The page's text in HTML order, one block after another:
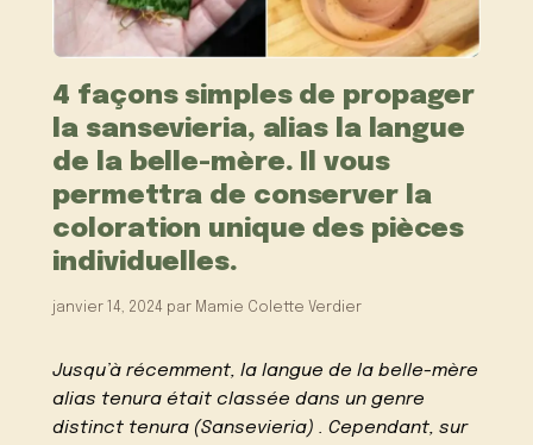
4 façons simples de propager
la sansevieria, alias la langue
de la belle-mère. Il vous
permettra de conserver la
coloration unique des pièces
individuelles.
janvier 14, 2024 par Mamie Colette Verdier
Jusqu’à récemment, la langue de la belle-mère
alias tenura était classée dans un genre
distinct tenura (Sansevieria) . Cependant, sur